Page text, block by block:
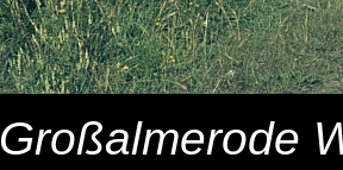
Großalmerode